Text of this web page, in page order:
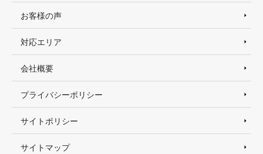
お客様の声
対応エリア
会社概要
プライバシーポリシー
サイトポリシー
サイトマップ